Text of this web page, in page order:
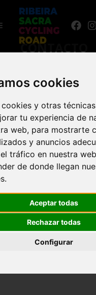
cookies
cookies y otras
tu experiencia de
web, para mostrarte
y anuncios
tráfico en nuestra
de donde llegan
Aceptar todas
Rechazar todas
Configurar
CONTACTO
*